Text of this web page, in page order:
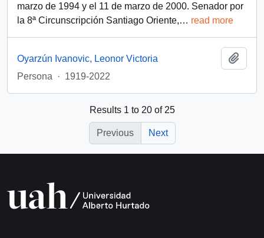
marzo de 1994 y el 11 de marzo de 2000. Senador por
la 8ª Circunscripción Santiago Oriente,… read more
Oyarzún Ivanovic, Leonor Victoria
Persona
· 1919-2022
Results 1 to 20 of 25
Previous Next